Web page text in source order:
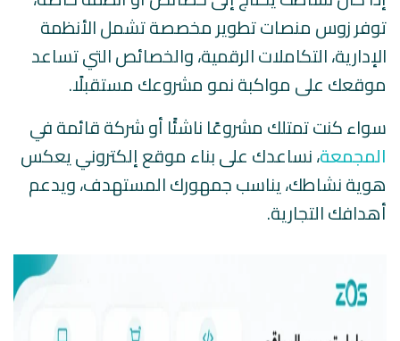
توفر زوس منصات تطوير مخصصة تشمل الأنظمة
الإدارية، التكاملات الرقمية، والخصائص التي تساعد
موقعك على مواكبة نمو مشروعك مستقبلًا.
سواء كنت تمتلك مشروعًا ناشئًا أو شركة قائمة في
المجمعة، نساعدك على بناء موقع إلكتروني يعكس
هوية نشاطك، يناسب جمهورك المستهدف، ويدعم
أهدافك التجارية.